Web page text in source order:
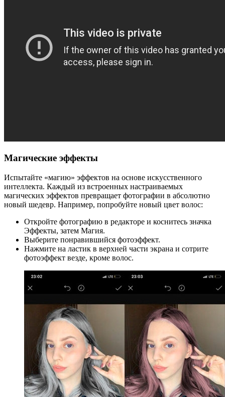
Магические эффекты
Испытайте «магию» эффектов на основе искусственного
интеллекта. Каждый из встроенных настраиваемых
магических эффектов превращает фотографии в абсолютно
новый шедевр. Например, попробуйте новый цвет волос:
Откройте фотографию в редакторе и коснитесь значка
Эффекты, затем Магия.
Выберите понравившийся фотоэффект.
Нажмите на ластик в верхней части экрана и сотрите
фотоэффект везде, кроме волос.